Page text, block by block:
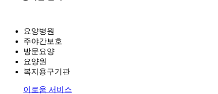
요양병원
주야간보호
방문요양
요양원
복지용구기관
이로움 서비스